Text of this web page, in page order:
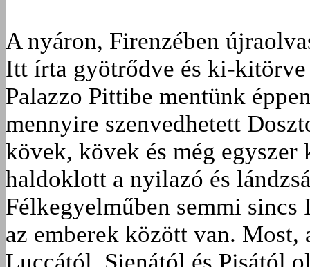
A nyáron, Firenzében
Itt írta gyötrődve és ki-
Palazzo Pittibe mentünk
mennyire szenvedhetett
kövek, kövek és még
haldoklott a nyilazó és
Félkegyelműben semmi
az emberek között van.